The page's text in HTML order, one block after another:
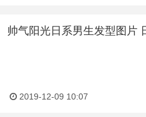
帅气阳光日系男生发型图片
2019-12-09 10:07